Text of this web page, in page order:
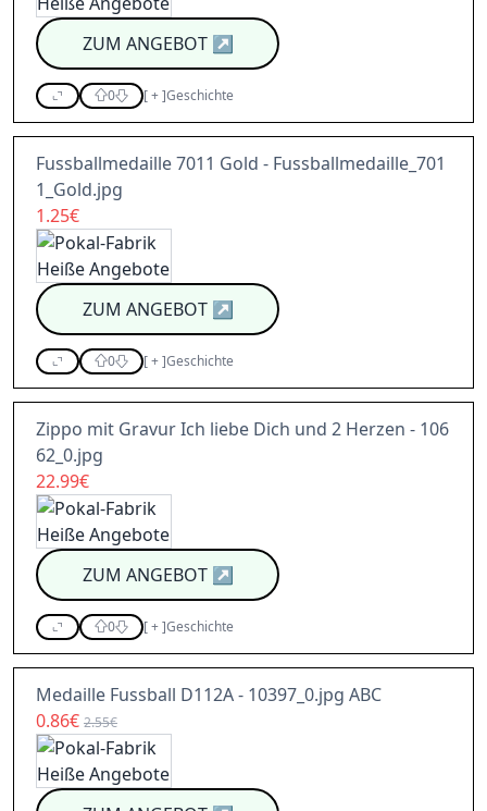
ZUM ANGEBOT↗
0 [+]Geschichte
Fussballmedaille 7011 Gold - Fussballmedaille_701
1_Gold.jpg
1.25€
ZUM ANGEBOT↗
0 [+]Geschichte
Zippo mit Gravur Ich liebe Dich und 2 Herzen - 106
62_0.jpg
22.99€
ZUM ANGEBOT↗
0 [+]Geschichte
Medaille Fussball D112A - 10397_0.jpg ABC
0.86€ 2.55€